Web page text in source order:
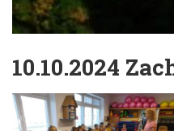
10.10.2024